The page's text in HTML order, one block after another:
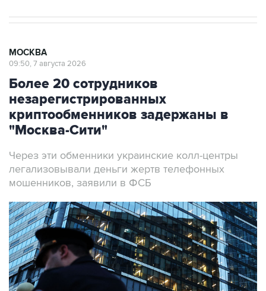
МОСКВА
09:50, 7 августа 2026
Более 20 сотрудников
незарегистрированных
криптообменников задержаны в
"Москва-Сити"
Через эти обменники украинские колл-центры
легализовывали деньги жертв телефонных
мошенников, заявили в ФСБ